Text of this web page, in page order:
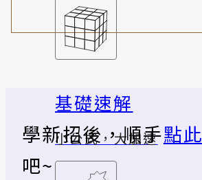
基礎速解
小公式，大加速
學新招後，順手點此
吧~